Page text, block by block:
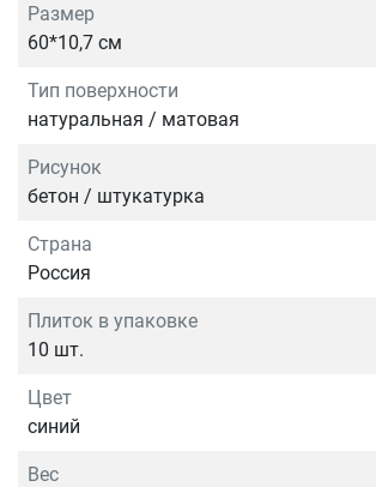
Размер
60*10,7 см
Тип поверхности
натуральная / матовая
Рисунок
бетон / штукатурка
Страна
Россия
Плиток в упаковке
10 шт.
Цвет
синий
Вес